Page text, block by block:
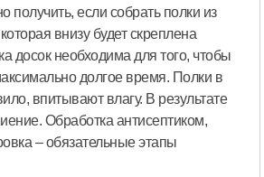
получить, если собрать полки из
внизу будет скреплена
досок необходима для того, чтобы
долгое время. Полки в
впитывают влагу. В результате
Обработка антисептиком,
– обязательные этапы